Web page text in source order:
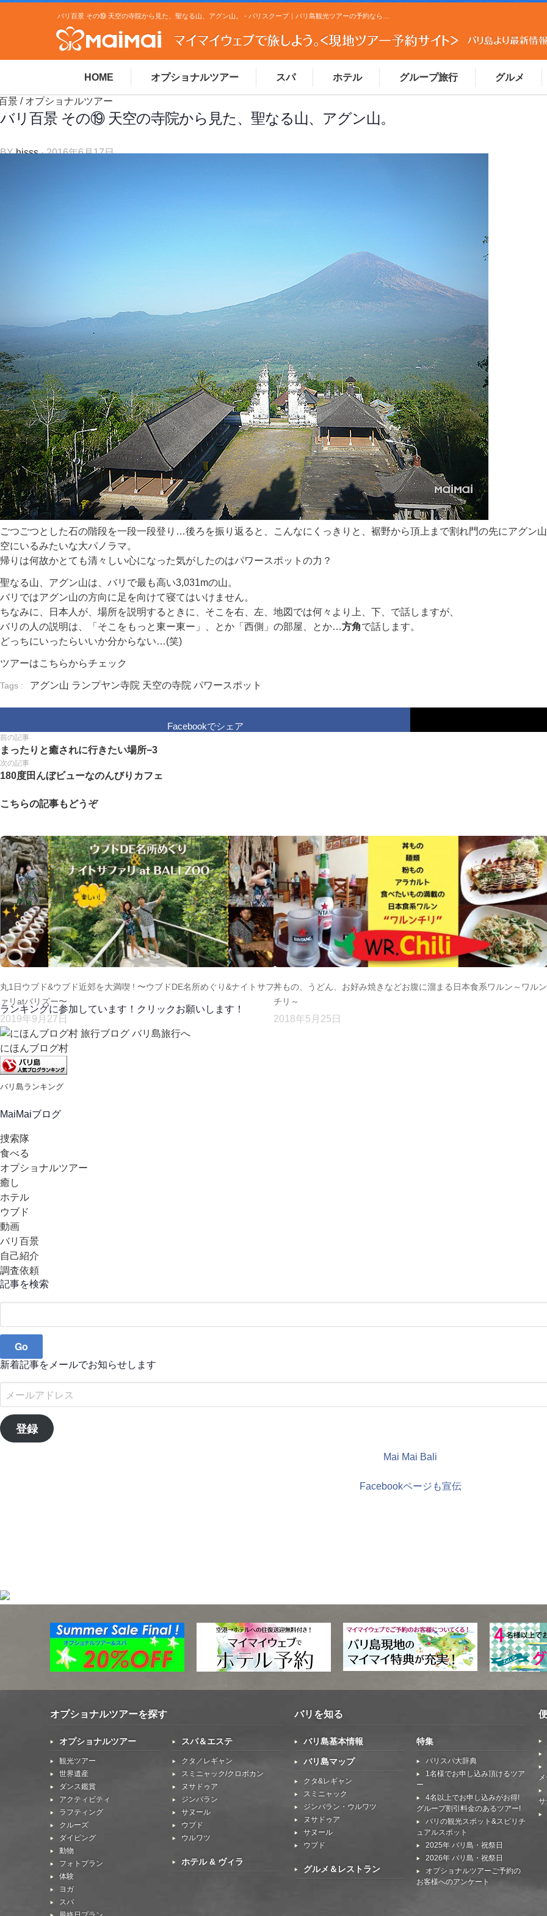
HOME オプショナルツアー スパ ホテル グループ旅行 グルメ
景 / オプショナルツアー
バリ百景 その⑲ 天空の寺院から見た、聖なる山、アグン山。
BYhisss· 2016年6月17日
ごつごつとした石の階段を一段一段登り…後ろを振り返ると、こんなにくっきりと、裾野から頂上まで割れ門の先にアグン山
空にいるみたいな大パノラマ。
帰りは何故かとても清々しい心になった気がしたのはパワースポットの力？
聖なる山、アグン山は、バリで最も高い3,031mの山。
バリではアグン山の方向に足を向けて寝てはいけません。
ちなみに、日本人が、場所を説明するときに、そこを右、左、地図では何々より上、下、で話しますが、
バリの人の説明は、「そこをもっと東ー東ー」、とか「西側」の部屋、とか…方角で話します。
どっちにいったらいいか分からない…(笑)
ツアーはこちらからチェック
Tags : アグン山 ランプヤン寺院 天空の寺院 パワースポット
Facebookでシェア
前の記事
まったりと癒されに行きたい場所−3
次の記事
180度田んぼビューなのんびりカフェ
こちらの記事もどうぞ
丸1日ウブド&ウブド近郊を大満喫 ! 〜ウブドDE名所めぐり&ナイトサフ
ァリatバリズー〜
2019年9月27日
丼もの、うどん、お好み焼きなどお腹に溜まる日本食系ワルン～ワルン
チリ～
2018年5月25日
ランキングに参加しています！クリックお願いします！
にほんブログ村
バリ島ランキング
MaiMaiブログ
捜索隊
食べる
オプショナルツアー
癒し
ホテル
ウブド
動画
バリ百景
自己紹介
調査依頼
記事を検索
新着記事をメールでお知らせします
ル
ア
登録
Mai Mai Bali
Facebookページも宣伝
オプショナルツアーを探す
オプショナルツアー
観光ツアー
世界遺産
ダンス鑑賞
アクティビティ
ラフティング
クルーズ
ダイビング
動物
フォトプラン
体験
ヨガ
スパ
スパ＆エステ
クタ／レギャン
スミニャック/クロボカン
ヌサドゥア
ジンバラン
サヌール
ウブド
ウルワツ
ホテル & ヴィラ
バリを知る
バリ島基本情報
バリ島マップ
クタ&レギャン
スミニャック
ジンバラン・ウルワツ
ヌサドゥア
サヌール
ウブド
グルメ＆レストラン
特集
バリスパ大辞典
1名様でお申し込み頂けるツア
ー
4名以上でお申し込みがお得!
グループ割引料金のあるツアー!
バリの観光スポット&スピリチ
ュアルスポット
2025年 バリ島・祝祭日
2026年 バリ島・祝祭日
オプショナルツアーご予約の
お客様へのアンケート
サ